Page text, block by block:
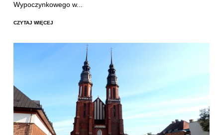
Wypoczynkowego w...
CZYTAJ WIĘCEJ